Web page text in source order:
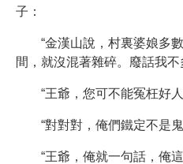
子：
“金漢山說，村裏婆娘多
間，就沒混著雜碎。廢話我
“王爺，您可不能冤枉好
“對對對，俺們鐵定不是
“王爺，俺就一句話，俺